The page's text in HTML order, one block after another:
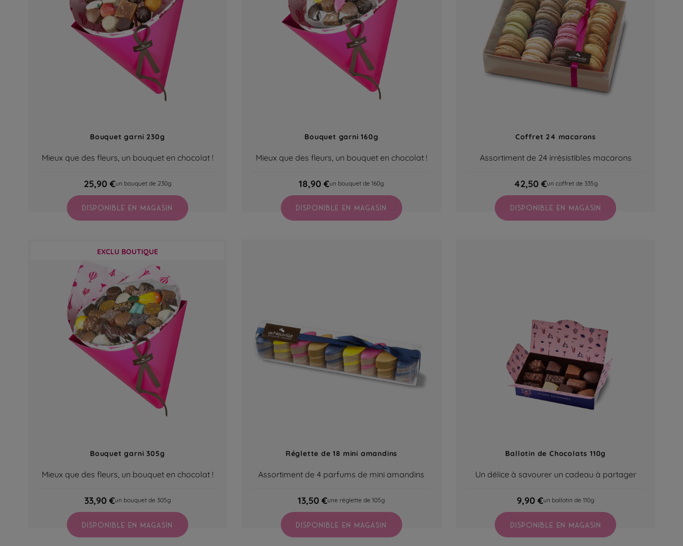
Bouquet garni 230g
Mieux que des fleurs, un bouquet en chocolat !
25,90 €un bouquet de 230g
DISPONIBLE EN MAGASIN
Bouquet garni 160g
Mieux que des fleurs, un bouquet en chocolat !
18,90 €un bouquet de 160g
DISPONIBLE EN MAGASIN
Coffret 24 macarons
Assortiment de 24 irrésistibles macarons
42,50 €un coffret de 335g
DISPONIBLE EN MAGASIN
EXCLU BOUTIQUE
Bouquet garni 305g
Mieux que des fleurs, un bouquet en chocolat !
33,90 €un bouquet de 305g
DISPONIBLE EN MAGASIN
Réglette de 18 mini amandins
Assortiment de 4 parfums de mini amandins
13,50 €une réglette de 105g
DISPONIBLE EN MAGASIN
Ballotin de Chocolats 110g
Un délice à savourer un cadeau à partager
9,90 €un ballotin de 110g
DISPONIBLE EN MAGASIN